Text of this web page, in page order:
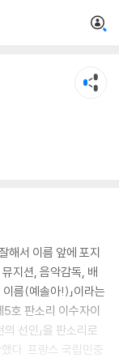
해서 이름 앞에 포지
지션, 음악감독, 배
름(예솔아!)」이라는
호 판소리 이수자이
선인」을 판소리로
했다. 프랑스 국립민중